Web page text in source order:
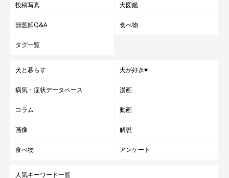
投稿写真 犬図鑑
獣医師Q&A 食べ物
タグ一覧
犬と暮らす 犬が好き♥
病気・症状データベース 漫画
コラム 動画
画像 解説
食べ物 アンケート
人気キーワード一覧